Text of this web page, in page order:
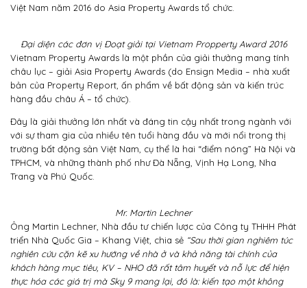
Việt Nam năm 2016 do Asia Property Awards tổ chức.
Đại diện các đơn vị Đoạt giải tại Vietnam Propperty Award 2016
Vietnam Property Awards là một phần của giải thưởng mang tính
châu lục – giải Asia Property Awards (do Ensign Media – nhà xuất
bản của Property Report, ấn phẩm về bất động sản và kiến trúc
hàng đầu châu Á – tổ chức).
Đây là giải thưởng lớn nhất và đáng tin cậy nhất trong ngành với
với sự tham gia của nhiều tên tuổi hàng đầu và mới nổi trong thị
trường bất động sản Việt Nam, cụ thể là hai “điểm nóng” Hà Nội và
TPHCM, và những thành phố như Đà Nẵng, Vịnh Hạ Long, Nha
Trang và Phú Quốc.
Mr. Martin Lechner
Ông Martin Lechner, Nhà đầu tư chiến lược của Công ty THHH Phát
triển Nhà Quốc Gia – Khang Việt, chia sẻ “Sau thời gian nghiêm túc
nghiên cứu cặn kẽ xu hướng về nhà ở và khả năng tài chính của
khách hàng mục tiêu, KV – NHO đã rất tâm huyết và nỗ lực để hiện
thực hóa các giá trị mà Sky 9 mang lại, đó là: kiến tạo một không